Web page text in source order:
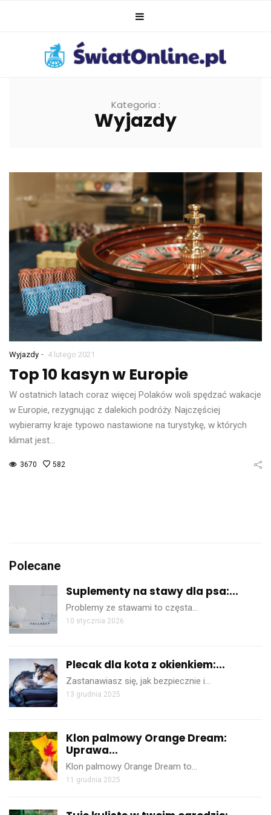
Kategoria :
Wyjazdy
Wyjazdy - 4 lutego 2021
Top 10 kasyn w Europie
W ostatnich latach coraz więcej Polaków woli spędzać wakacje
w Europie, rezygnując z dalekich podróży. Najczęściej
wybieramy kraje typowo nastawione na turystykę, w których
klimat jest…
3670 582
Polecane
Suplementy na stawy dla psa:...
Problemy ze stawami to częsta…
10 stycznia 2026
Plecak dla kota z okienkiem:...
Zastanawiasz się, jak bezpiecznie i…
13 grudnia 2025
Klon palmowy Orange Dream:
Uprawa...
Klon palmowy Orange Dream to…
11 grudnia 2025